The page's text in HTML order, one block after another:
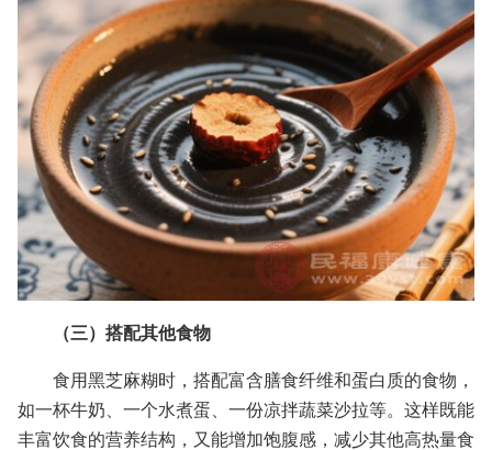
（三）搭配其他食物
食用黑芝麻糊时，搭配富含膳食纤维和蛋白质的食物，
如一杯牛奶、一个水煮蛋、一份凉拌蔬菜沙拉等。这样既能
丰富饮食的营养结构，又能增加饱腹感，减少其他高热量食